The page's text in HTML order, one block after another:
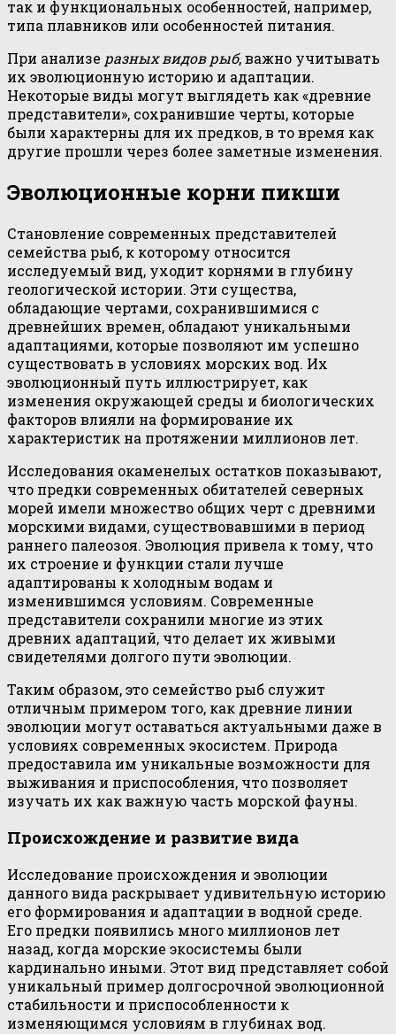
так и функциональных особенностей, например,
типа плавников или особенностей питания.
При анализе разных видов рыб, важно учитывать
их эволюционную историю и адаптации.
Некоторые виды могут выглядеть как «древние
представители», сохранившие черты, которые
были характерны для их предков, в то время как
другие прошли через более заметные изменения.
Эволюционные корни пикши
Становление современных представителей
семейства рыб, к которому относится
исследуемый вид, уходит корнями в глубину
геологической истории. Эти существа,
обладающие чертами, сохранившимися с
древнейших времен, обладают уникальными
адаптациями, которые позволяют им успешно
существовать в условиях морских вод. Их
эволюционный путь иллюстрирует, как
изменения окружающей среды и биологических
факторов влияли на формирование их
характеристик на протяжении миллионов лет.
Исследования окаменелых остатков показывают,
что предки современных обитателей северных
морей имели множество общих черт с древними
морскими видами, существовавшими в период
раннего палеозоя. Эволюция привела к тому, что
их строение и функции стали лучше
адаптированы к холодным водам и
изменившимся условиям. Современные
представители сохранили многие из этих
древних адаптаций, что делает их живыми
свидетелями долгого пути эволюции.
Таким образом, это семейство рыб служит
отличным примером того, как древние линии
эволюции могут оставаться актуальными даже в
условиях современных экосистем. Природа
предоставила им уникальные возможности для
выживания и приспособления, что позволяет
изучать их как важную часть морской фауны.
Происхождение и развитие вида
Исследование происхождения и эволюции
данного вида раскрывает удивительную историю
его формирования и адаптации в водной среде.
Его предки появились много миллионов лет
назад, когда морские экосистемы были
кардинально иными. Этот вид представляет собой
уникальный пример долгосрочной эволюционной
стабильности и приспособленности к
изменяющимся условиям в глубинах вод.